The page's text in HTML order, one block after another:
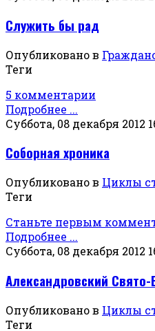
Служить бы рад
Опубликовано в
Теги
5 комментарии
Подробнее ...
Суббота, 08 декабря 2012
Соборная хроника
Опубликовано в Циклы
Теги
Станьте первым
Подробнее ...
Суббота, 08 декабря 2012
Александровский Свято-
Опубликовано в Циклы
Теги